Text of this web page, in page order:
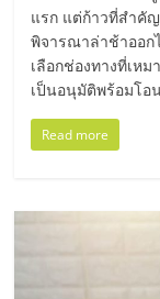
ไชส์
ขาย
แฟ
รน
ไชส์
แรก แต่ก้าวที่สำคั
พิจารณาล่าช้าออก
เลือกช่องทางที่เห
เป็นอนุมัติพร้อมโอ
Read more